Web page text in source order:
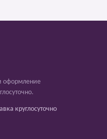
оформление
круглосуточно